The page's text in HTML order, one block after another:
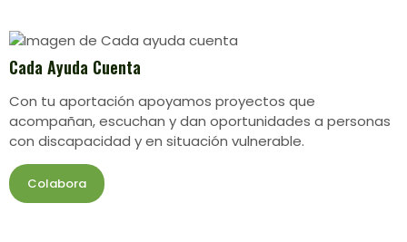
Cada Ayuda Cuenta
Con tu aportación apoyamos proyectos que
acompañan, escuchan y dan oportunidades a personas
con discapacidad y en situación vulnerable.
Colabora